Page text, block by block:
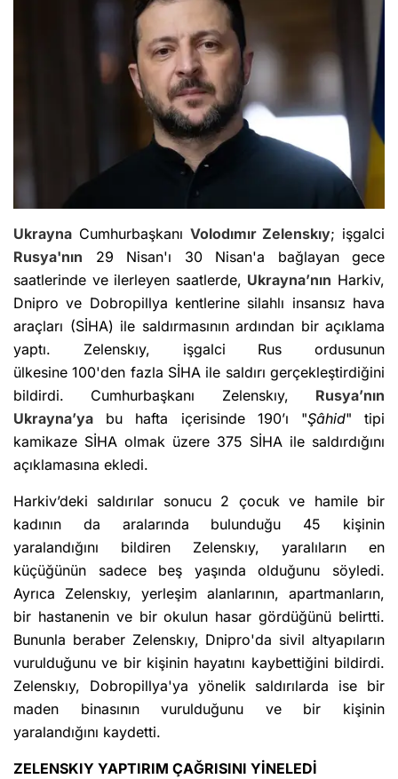
Ukrayna Cumhurbaşkanı Volodımır Zelenskıy; işgalci
Rusya'nın 29 Nisan'ı 30 Nisan'a bağlayan gece
saatlerinde ve ilerleyen saatlerde, Ukrayna’nın Harkiv,
Dnipro ve Dobropillya kentlerine silahlı insansız hava
araçları (SİHA) ile saldırmasının ardından bir açıklama
yaptı. Zelenskıy, işgalci Rus ordusunun
ülkesine 100'den fazla SİHA ile saldırı gerçekleştirdiğini
bildirdi. Cumhurbaşkanı Zelenskıy, Rusya’nın
Ukrayna’ya bu hafta içerisinde 190’ı "Şâhid" tipi
kamikaze SİHA olmak üzere 375 SİHA ile saldırdığını
açıklamasına ekledi.
Harkiv’deki saldırılar sonucu 2 çocuk ve hamile bir
kadının da aralarında bulunduğu 45 kişinin
yaralandığını bildiren Zelenskıy, yaralıların en
küçüğünün sadece beş yaşında olduğunu söyledi.
Ayrıca Zelenskıy, yerleşim alanlarının, apartmanların,
bir hastanenin ve bir okulun hasar gördüğünü belirtti.
Bununla beraber Zelenskıy, Dnipro'da sivil altyapıların
vurulduğunu ve bir kişinin hayatını kaybettiğini bildirdi.
Zelenskıy, Dobropillya'ya yönelik saldırılarda ise bir
maden binasının vurulduğunu ve bir kişinin
yaralandığını kaydetti.
ZELENSKIY YAPTIRIM ÇAĞRISINI YİNELEDİ